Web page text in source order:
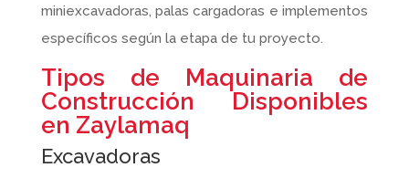
miniexcavadoras, palas cargadoras e implementos
específicos según la etapa de tu proyecto.
Tipos de Maquinaria de
Construcción Disponibles
en Zaylamaq
Excavadoras